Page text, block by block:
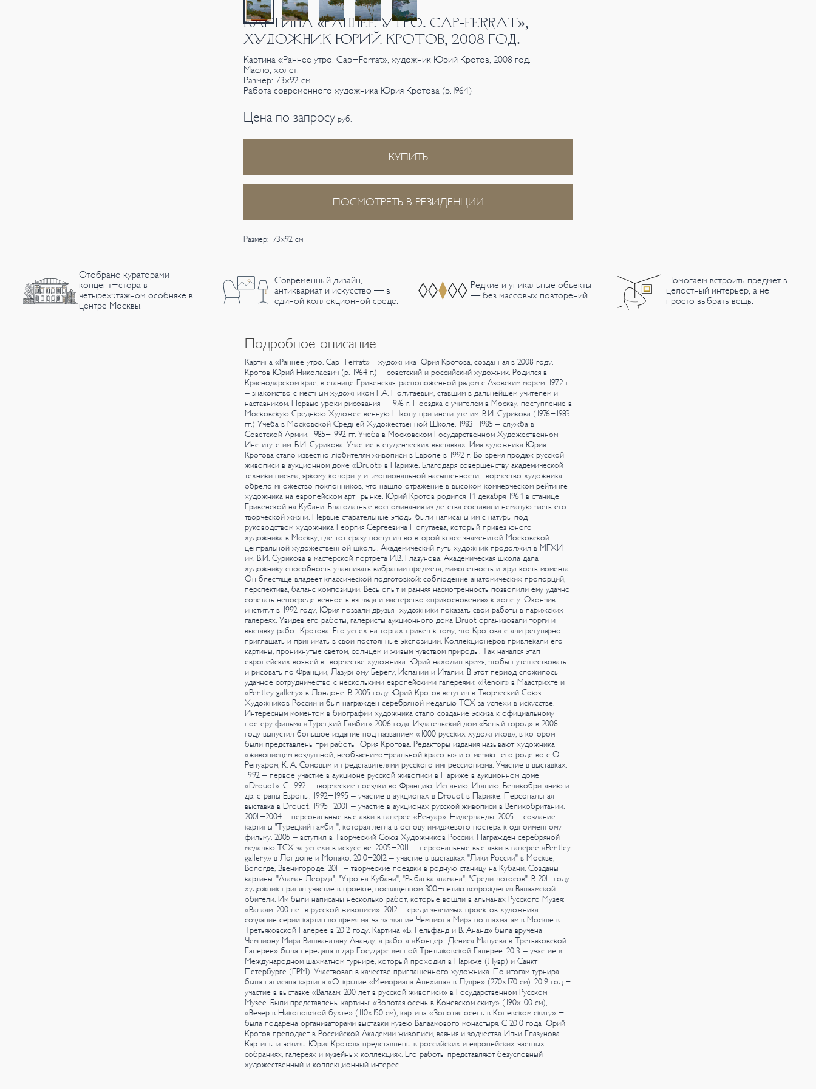
КАРТИНА «РАННЕЕ УТРО. CAP-FERRAT»,
ХУДОЖНИК ЮРИЙ КРОТОВ, 2008 ГОД.
Картина «Раннее утро. Cap-Ferrat», художник Юрий Кротов, 2008 год.
Масло, холст.
Размер: 73х92 см
Работа современного художника Юрия Кротова (р.1964)
Цена по запросуруб.
КУПИТЬ
ПОСМОТРЕТЬ В РЕЗИДЕНЦИИ
Размер: 73х92 см
Отобрано кураторами
концепт-стора в
четырехэтажном особняке в
центре Москвы.
Современный дизайн,
антиквариат и искусство — в
единой коллекционной среде.
Редкие и уникальные объекты
— без массовых повторений.
Помогаем встроить предмет в
целостный интерьер, а не
просто выбрать вещь.
Подробное описание
Картина «Раннее утро. Cap-Ferrat» художника Юрия Кротова, созданная в 2008 году.
Кротов Юрий Николаевич (р. 1964 г.) – советский и российский художник.Родился в
Краснодарском крае, в станице Гривенская, расположенной рядом с Азовским морем. 1972 г.
– знакомство с местным художником Г.А. Полугаевым, ставшим в дальнейшем учителем и
наставником. Первые уроки рисования – 1976 г. Поездка с учителем в Москву, поступление в
Московскую Среднюю Художественную Школу при институте им. В.И. Сурикова (1976-1983
гг.) Учеба в Московской Средней Художественной Школе.1983-1985 – служба в
Советской Армии.1985-1992 гг. Учеба в Московском Государственном Художественном
Институте им. В.И. Сурикова. Участие в студенческих выставках. Имя художника Юрия
Кротова стало известно любителям живописи в Европе в 1992 г. Во время продаж русской
живописи в аукционном доме «Druot» в Париже. Благодаря совершенству академической
техники письма, яркому колориту и эмоциональной насыщенности, творчество художника
обрело множество поклонников, что нашло отражение в высоком коммерческом рейтинге
художника на европейском арт-рынке. Юрий Кротов родился 14 декабря 1964 в станице
Гривенской на Кубани. Благодатные воспоминания из детства составили немалую часть его
творческой жизни. Первые старательные этюды были написаны им с натуры под
руководством художника Георгия Сергеевича Полугаева, который привез юного
художника в Москву, где тот сразу поступил во второй класс знаменитой Московской
центральной художественной школы. Академический путь художник продолжил в МГХИ
им. В.И. Сурикова в мастерской портрета И.В. Глазунова. Академическая школа дала
художнику способность улавливать вибрации предмета, мимолетность и хрупкость момента.
Он блестяще владеет классической подготовкой: соблюдение анатомических пропорций,
перспектива, баланс композиции. Весь опыт и ранняя насмотренность позволили ему удачно
сочетать непосредственность взгляда и мастерство «прикосновения» к холсту. Окончив
институт в 1992 году, Юрия позвали друзья-художники показать свои работы в парижских
галереях. Увидев его работы, галеристы аукционного дома Druot организовали торги и
выставку работ Кротова. Его успех на торгах привел к тому, что Кротова стали регулярно
приглашать и принимать в свои постоянные экспозиции. Коллекционеров привлекали его
картины, проникнутые светом, солнцем и живым чувством природы. Так начался этап
европейских вояжей в творчестве художника. Юрий находил время, чтобы путешествовать
и рисовать по Франции, Лазурному Берегу, Испании и Италии. В этот период сложилось
удачное сотрудничество с несколькими европейскими галереями: «Renoir» в Маастрихте и
«Pentley gallery» в Лондоне. В 2005 году Юрий Кротов вступил в Творческий Союз
Художников России и был награжден серебряной медалью ТСХ за успехи в искусстве.
Интересным моментом в биографии художника стало создание эскиза к официальному
постеру фильма «Турецкий Гамбит» 2006 года. Издательский дом «Белый город» в 2008
году выпустил большое издание под названием «1000 русских художников», в котором
были представлены три работы Юрия Кротова. Редакторы издания называют художника
«живописцем воздушной, необъяснимо-реальной красоты» и отмечают его родство с О.
Ренуаром, К. А. Сомовым и представителями русского импрессионизма. Участие в выставках:
1992 – первое участие в аукционе русской живописи в Париже в аукционном доме
«Drouot». С 1992 – творческие поездки во Францию, Испанию, Италию, Великобританию и
др. страны Европы.1992-1995 – участие в аукционах в Drouot в Париже. Персональная
выставка в Drouot.1995-2001 – участие в аукционах русской живописи в Великобритании.
2001-2004 – персональные выставки в галерее «Ренуар». Нидерланды.2005 – создание
картины "Турецкий гамбит", которая легла в основу имиджевого постера к одноименному
фильму.2005 – вступил в Творческий Союз Художников России. Награжден серебряной
медалью ТСХ за успехи в искусстве.2005-2011 – персональные выставки в галерее «Pentley
gallery» в Лондоне и Монако.2010-2012 – участие в выставках "Лики России" в Москве,
Вологде, Звенигороде.2011 – творческие поездки в родную станицу на Кубани. Созданы
картины: "Атаман Леорда", "Утро на Кубани", "Рыбалка атамана", "Среди лотосов".В 2011 году
художник принял участие в проекте, посвященном 300-летию возрождения Валаамской
обители. Им были написаны несколько работ, которые вошли в альманах Русского Музея:
«Валаам. 200 лет в русской живописи».2012 – среди значимых проектов художника –
создание серии картин во время матча за звание Чемпиона Мира по шахматам в Москве в
Третьяковской Галерее в 2012 году. Картина «Б. Гельфанд и В. Ананд» была вручена
Чемпиону Мира Вишванатану Ананду, а работа «Концерт Дениса Мацуева в Третьяковской
Галерее» была передана в дар Государственной Третьяковской Галерее.2013 – участие в
Международном шахматном турнире, который проходил в Париже (Лувр) и Санкт-
Петербурге (ГРМ). Участвовал в качестве приглашенного художника. По итогам турнира
была написана картина «Открытие «Мемориала Алехина» в Лувре» (270х170 см).2019 год -
участие в выставке «Валаам: 200 лет в русской живописи» в Государственном Русском
Музее. Были представлены картины: «Золотая осень в Коневском скиту» (190х100 см),
«Вечер в Никоновской бухте» (110х150 см), картина «Золотая осень в Коневском скиту» -
была подарена организаторами выставки музею Валаамового монастыря.С 2010 года Юрий
Кротов преподает в Российской Академии живописи, ваяния и зодчества Ильи Глазунова.
Картины и эскизы Юрия Кротова представлены в российских и европейских частных
собраниях, галереях и музейных коллекциях. Его работы представляют безусловный
художественный и коллекционный интерес.